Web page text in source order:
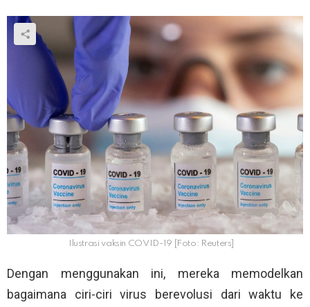
Ilustrasi vaksin COVID-19 [Foto: Reuters]
Dengan menggunakan ini, mereka memodelkan
bagaimana ciri-ciri virus berevolusi dari waktu ke